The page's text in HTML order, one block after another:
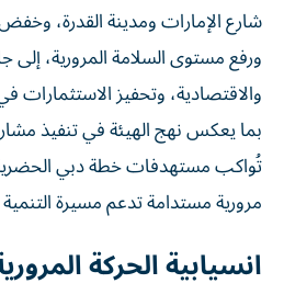
شارع الإمارات ومدينة القدرة،
ورفع مستوى السلامة المرورية، إلى
والاقتصادية، وتحفيز الاستثمارات
بما يعكس نهج الهيئة في تنفيذ
مرورية مستدامة تدعم مسيرة التنمية
انسيابية الحركة